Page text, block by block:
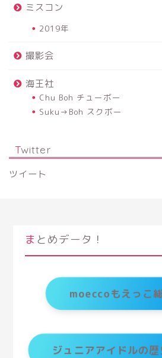
ミスコン
2019年
撮影会
海王社
Chu Boh チューボー
Suku→Boh スクボー
Twitter
ツイート
まとめデータ！
moeccoもえっこ
ジュニアアイドルの